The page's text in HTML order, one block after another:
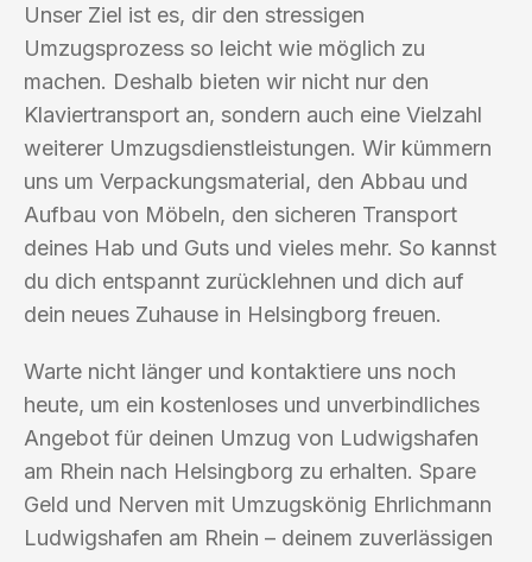
Unser Ziel ist es, dir den stressigen
Umzugsprozess so leicht wie möglich zu
machen. Deshalb bieten wir nicht nur den
Klaviertransport an, sondern auch eine Vielzahl
weiterer Umzugsdienstleistungen. Wir kümmern
uns um Verpackungsmaterial, den Abbau und
Aufbau von Möbeln, den sicheren Transport
deines Hab und Guts und vieles mehr. So kannst
du dich entspannt zurücklehnen und dich auf
dein neues Zuhause in Helsingborg freuen.
Warte nicht länger und kontaktiere uns noch
heute, um ein kostenloses und unverbindliches
Angebot für deinen Umzug von Ludwigshafen
am Rhein nach Helsingborg zu erhalten. Spare
Geld und Nerven mit Umzugskönig Ehrlichmann
Ludwigshafen am Rhein – deinem zuverlässigen